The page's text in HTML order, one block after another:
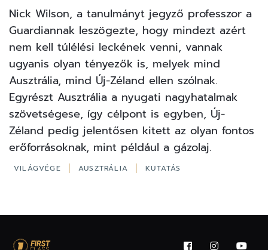
Nick Wilson, a tanulmányt jegyző professzor a
Guardiannak leszögezte, hogy mindezt azért
nem kell túlélési leckének venni, vannak
ugyanis olyan tényezők is, melyek mind
Ausztrália, mind Új-Zéland ellen szólnak.
Egyrészt Ausztrália a nyugati nagyhatalmak
szövetségese, így célpont is egyben, Új-
Zéland pedig jelentősen kitett az olyan fontos
erőforrásoknak, mint például a gázolaj.
VILÁGVÉGE AUSZTRÁLIA KUTATÁS